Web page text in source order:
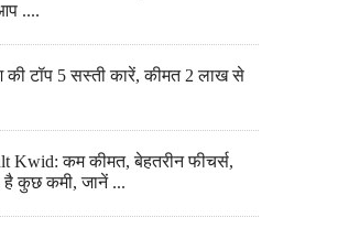
टीजर जारी, दमदार
जल्द होगी एंट्री
रेनो डस्टर एडवेंचर एडिशन
लुक, नए फीचर्स और 153 PS
....
की टॉप 5 सस्ती कारें, कीमत 2 लाख से
Kwid: कम कीमत, बेहतरीन फीचर्स,
है कुछ कमी, जानें ...